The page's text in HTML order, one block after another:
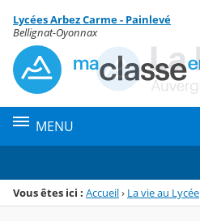
Menu de la rubrique
Contenu
Lycées Arbez Carme - Painlevé
Bellignat-Oyonnax
MENU
Vous êtes ici : Accueil› La vie au Lycée